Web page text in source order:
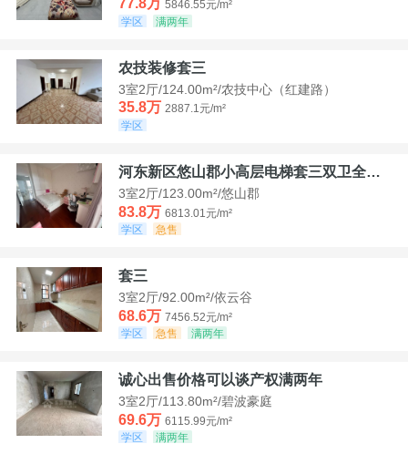
77.8万 5846.55元/m²
学区
满两年
农技装修套三
3室2厅/124.00m²/农技中心（红建路）
35.8万 2887.1元/m²
学区
河东新区悠山郡小高层电梯套三双卫全装带家具家电
3室2厅/123.00m²/悠山郡
83.8万 6813.01元/m²
学区
急售
套三
3室2厅/92.00m²/依云谷
68.6万 7456.52元/m²
学区
急售 满两年
诚心出售价格可以谈产权满两年
3室2厅/113.80m²/碧波豪庭
69.6万 6115.99元/m²
学区
满两年